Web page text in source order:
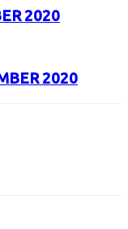
2020
2020